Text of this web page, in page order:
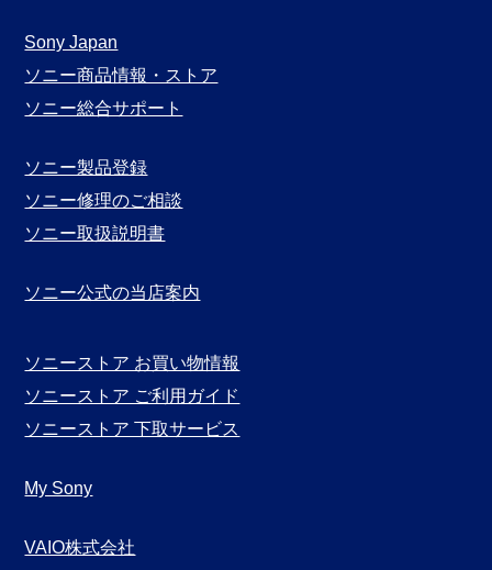
月
別
表
Sony Japan
ソニー商品情報・ストア
ソニー総合サポート
ソニー製品登録
ソニー修理のご相談
ソニー取扱説明書
ソニー公式の当店案内
ソニーストア お買い物情報
ソニーストア ご利用ガイド
ソニーストア 下取サービス
My Sony
VAIO株式会社